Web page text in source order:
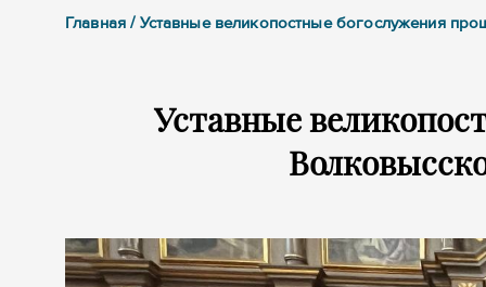
Главная / Уставные великопостные богослужения
Уставные